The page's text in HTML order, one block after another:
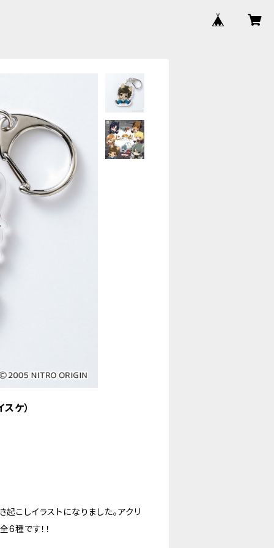
ケ）
起こしイラストになりました。アクリ
6種です！！